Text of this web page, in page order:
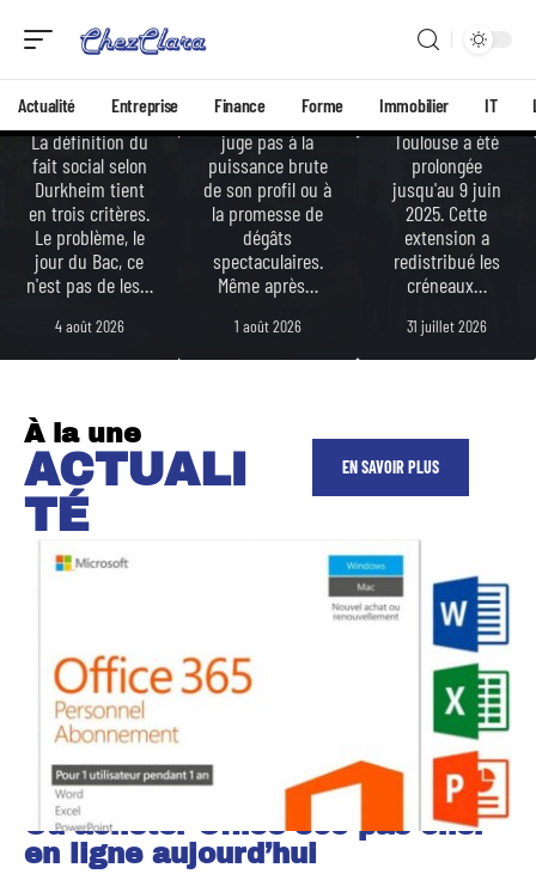
Actualité Entreprise Finance Forme Immobilier IT
social
pour le
Bac ?
La définition du
fait social selon
Durkheim tient
en trois critères.
Le problème, le
jour du Bac, ce
n'est pas de les…
4 août 2026
tour
Un Moirax ne se
juge pas à la
puissance brute
de son profil ou à
la promesse de
dégâts
spectaculaires.
Même après…
1 août 2026
L'exposition M.C.
Espaces EDF
Bazacle à
Toulouse a été
prolongée
jusqu'au 9 juin
2025. Cette
extension a
redistribué les
créneaux…
31 juillet 2026
À la une
ACTUALI
TÉ
EN SAVOIR PLUS
Où acheter Office 365 pas cher
en ligne aujourd’hui